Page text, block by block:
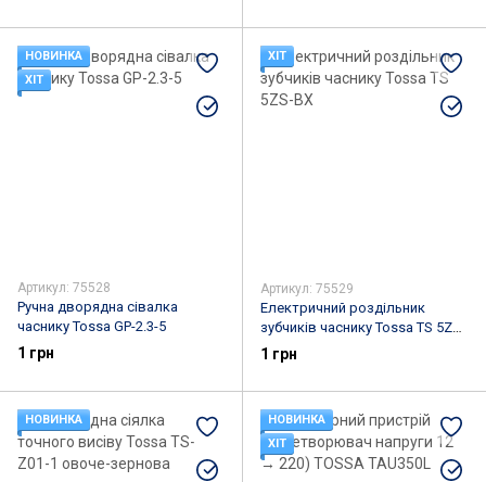
НОВИНКА
ХІТ
Артикул: 75528
Ручна дворядна сівалка
часнику Tossa GP-2.3-5
1 грн
ХІТ
Артикул: 75529
Електричний роздільник
зубчиків часнику Tossa TS 5ZS-
BX
1 грн
НОВИНКА
НОВИНКА
ХІТ